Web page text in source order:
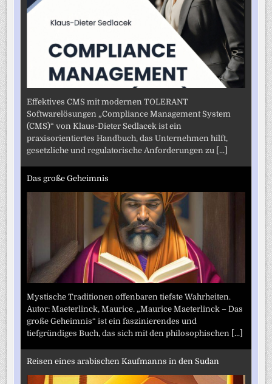
Effektives CMS mit modernen TOLERANT
Softwarelösungen „Compliance Management System
(CMS)“ von Klaus-Dieter Sedlacek ist ein
praxisorientiertes Handbuch, das Unternehmen hilft,
gesetzliche und regulatorische Anforderungen zu
[...]
Das große Geheimnis
Mystische Traditionen offenbaren tiefste Wahrheiten.
Autor: Maeterlinck, Maurice. „Maurice Maeterlinck – Das
große Geheimnis“ ist ein faszinierendes und
tiefgründiges Buch, das sich mit den philosophischen
[...]
Reisen eines arabischen Kaufmanns in den Sudan